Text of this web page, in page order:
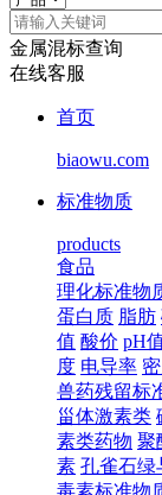
金属混标查询
在线客服
首页
biaowu.com
标准物质
products
食品
理化标准物
蛋白质 脂肪
值 酸价 pH
度 电导率
兽药残留标
甾体激素类
素类药物 聚
素 孔雀石绿
毒素标准物